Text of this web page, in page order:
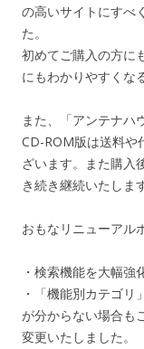
の高いサイトにすべ
た。
初めてご購入の方に
にもわかりやすくな
また、「アンテナ
CD-ROM版は送料や
ざいます。また購入
き続き継続いたしま
おもなリニューアル
・検索機能を大幅強
・「機能別カテゴ
が分からない場合も
変更いたしました。